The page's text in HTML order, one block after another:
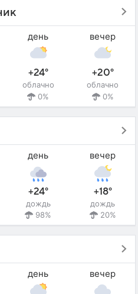
день
+24°
облачно
0%
вечер
+20°
облачно
0%
день
+24°
дождь
98%
вечер
+18°
дождь
20%
день вечер